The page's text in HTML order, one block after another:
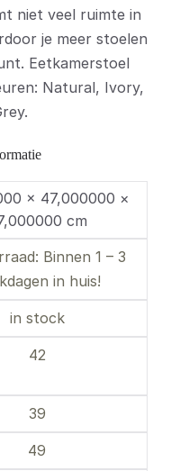
niet veel ruimte in
je meer stoelen
Eetkamerstoel
Natural, Ivory,
× 47,000000 ×
cm
Binnen 1 – 3
in huis!
in stock
42
39
49